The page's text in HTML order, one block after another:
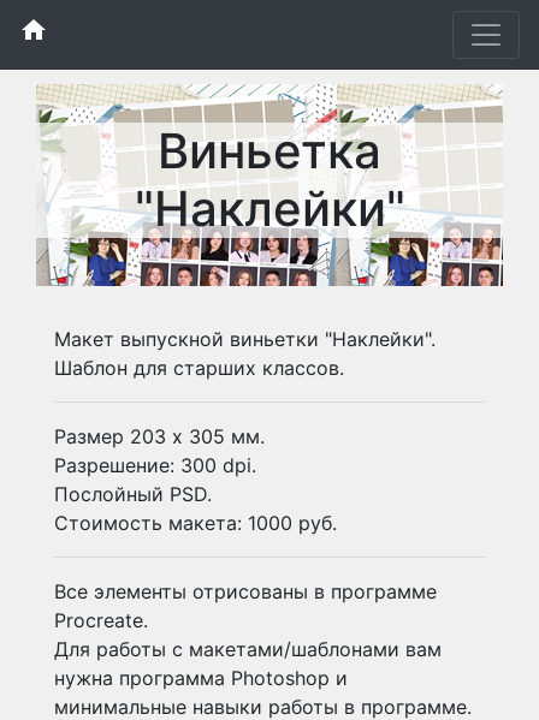
home
Виньетка
"Наклейки"
Макет выпускной виньетки "Наклейки".
Шаблон для старших классов.
Размер 203 х 305 мм.
Разрешение: 300 dpi.
Послойный PSD.
Стоимость макета: 1000 руб.
Все элементы отрисованы в программе
Procreate.
Для работы с макетами/шаблонами вам
нужна программа Photoshop и
минимальные навыки работы в программе.